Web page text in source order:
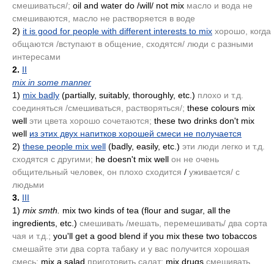
смешиваться/; oil and water do /will/ not mix масло и вода не
смешиваются, масло не растворяется в воде
2) it is good for people with different interests to mix хорошо, когда
общаются /вступают в общение, сходятся/ люди с разными
интересами
2. II
mix in some manner
1) mix badly (partially, suitably, thoroughly, etc.) плохо и т.д.
соединяться /смешиваться, растворяться/; these colours mix
well эти цвета хорошо сочетаются; these two drinks don't mix
well из этих двух напитков хорошей смеси не получается
2) these people mix well (badly, easily, etc.) эти люди легко и т.д.
сходятся с другими; he doesn't mix well он не очень
общительный человек, он плохо сходится / уживается/ с
людьми
3. III
1) mix smth. mix two kinds of tea (flour and sugar, all the
ingredients, etc.) смешивать /мешать, перемешивать/ два сорта
чая и т.д.; you'll get a good blend if you mix these two tobaccos
смешайте эти два сорта табаку и у вас получится хорошая
смесь; mix a salad приготовить салат; mix drugs смешивать